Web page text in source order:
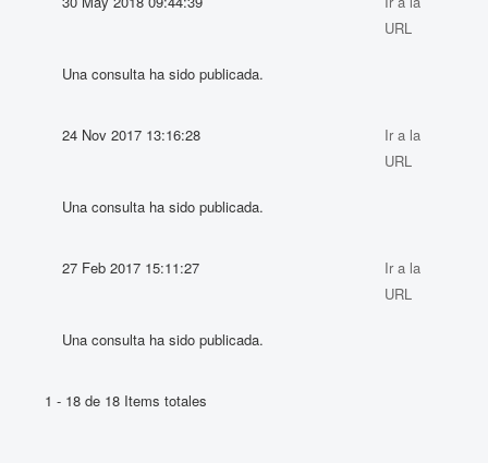
URL
Una consulta ha sido publicada.
24 Nov 2017 13:16:28
Ir a la
URL
Una consulta ha sido publicada.
27 Feb 2017 15:11:27
Ir a la
URL
Una consulta ha sido publicada.
1 - 18 de 18 Items totales